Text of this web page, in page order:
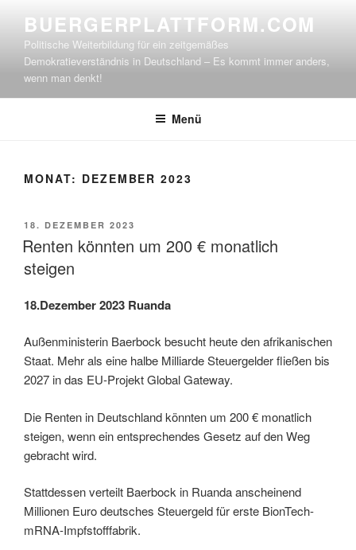
springen
BUERGERPLATTFORM.COM
Politische Weiterbildung für ein zeitgemäßes
Demokratieverständnis in Deutschland – Es kommt immer anders,
wenn man denkt!
Menü
MONAT: DEZEMBER 2023
VERÖFFENTLICHT
AM
18. DEZEMBER 2023
Renten könnten um 200 € monatlich
steigen
18.Dezember 2023 Ruanda
Außenministerin Baerbock besucht heute den afrikanischen
Staat. Mehr als eine halbe Milliarde Steuergelder fließen bis
2027 in das EU-Projekt Global Gateway.
Die Renten in Deutschland könnten um 200 € monatlich
steigen, wenn ein entsprechendes Gesetz auf den Weg
gebracht wird.
Stattdessen verteilt Baerbock in Ruanda anscheinend
Millionen Euro deutsches Steuergeld für erste BionTech-
mRNA-Impfstofffabrik.